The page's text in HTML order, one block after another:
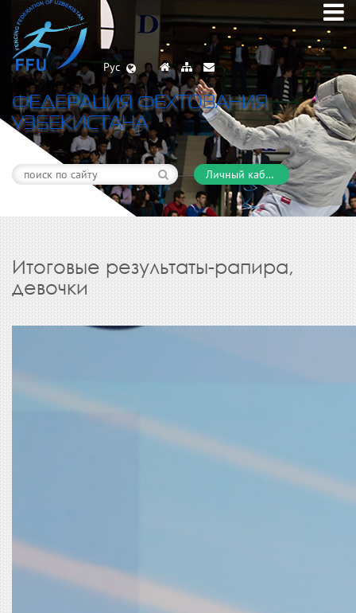
Рус
ФЕДЕРАЦИЯ ФЕХТОВАНИЯ
УЗБЕКИСТАНА
Личный кабинет
Итоговые результаты-рапира,
девочки